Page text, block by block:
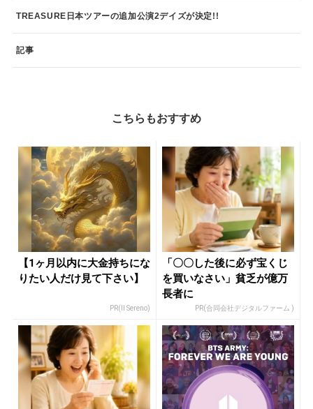
TREASURE日本ツアーの追加公演2デイズが決定!!
記事
こちらもおすすめ
【1ヶ月以内に大金持ちにな
りたい人だけ見て下さい】
PR(Il Sereno)
「〇〇した後に必ず宝くじ
を買いなさい」貧乏が億万
長者に
PR(合同会社デジタルファーム )